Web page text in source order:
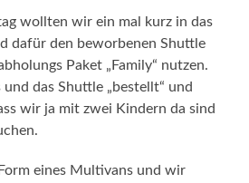
wollten wir ein mal kurz in das
dafür den beworbenen Shuttle
Paket „Family“ nutzen.
das Shuttle „bestellt“ und
wir ja mit zwei Kindern da sind
eines Multivans und wir